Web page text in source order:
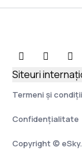
Termeni şi condiţii
Confidențialitate
Copyright ©
Siteuri